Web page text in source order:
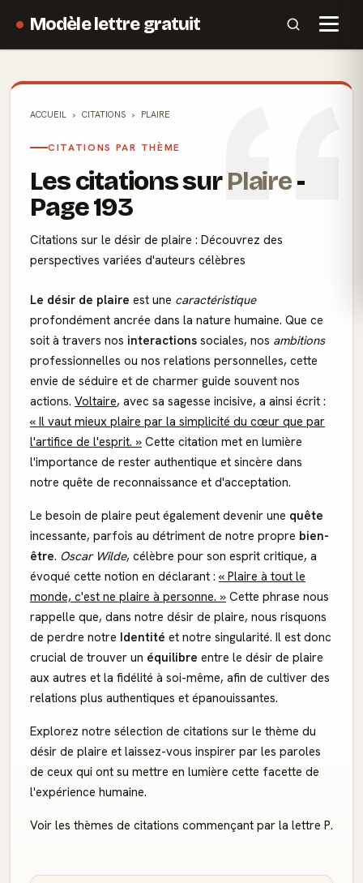
Modèle lettre gratuit
ACCUEIL CITATIONS PLAIRE
CITATIONS PAR THÈME
Les citations surPlaire-
Page 193
Citations sur le désir de plaire : Découvrez des
perspectives variées d'auteurs célèbres
Le désir de plaire est une caractéristique
profondément ancrée dans la nature humaine. Que ce
soit à travers nos interactions sociales, nos ambitions
professionnelles ou nos relations personnelles, cette
envie de séduire et de charmer guide souvent nos
actions. Voltaire, avec sa sagesse incisive, a ainsi écrit :
« Il vaut mieux plaire par la simplicité du cœur que par
l'artifice de l'esprit. » Cette citation met en lumière
l'importance de rester authentique et sincère dans
notre quête de reconnaissance et d'acceptation.
Le besoin de plaire peut également devenir une quête
incessante, parfois au détriment de notre propre bien-
être. Oscar Wilde, célèbre pour son esprit critique, a
évoqué cette notion en déclarant : « Plaire à tout le
monde, c'est ne plaire à personne. » Cette phrase nous
rappelle que, dans notre désir de plaire, nous risquons
de perdre notre Identité et notre singularité. Il est donc
crucial de trouver un équilibre entre le désir de plaire
aux autres et la fidélité à soi-même, afin de cultiver des
relations plus authentiques et épanouissantes.
Explorez notre sélection de citations sur le thème du
désir de plaire et laissez-vous inspirer par les paroles
de ceux qui ont su mettre en lumière cette facette de
l'expérience humaine.
Voir les thèmes de citations commençant par la lettre P.